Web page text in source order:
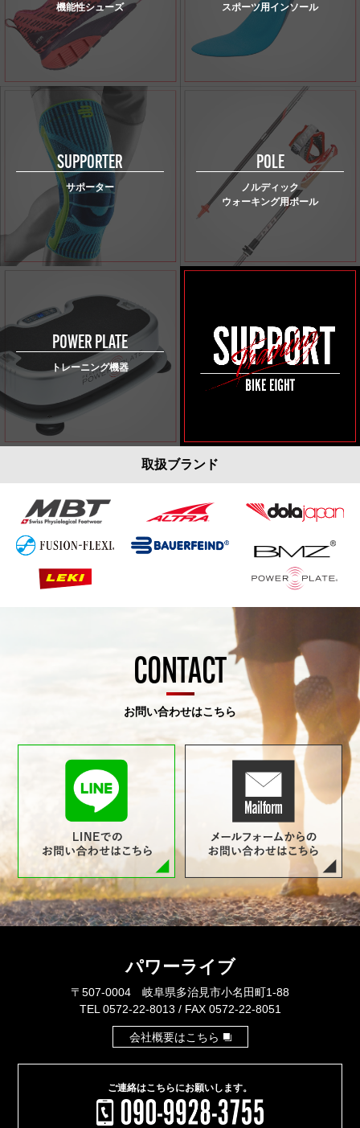
機能性シューズ スポーツ用インソール
SUPPORTER
サポーター
POLE
ノルディック
ウォーキング用ポール
POWER PLATE
トレーニング機器
取扱ブランド
CONTACT
お問い合わせはこちら
パワーライブ
〒507-0004 岐阜県多治見市小名田町1-88
TEL 0572-22-8013 / FAX 0572-22-8051
会社概要はこちら
ご連絡はこちらにお願いします。